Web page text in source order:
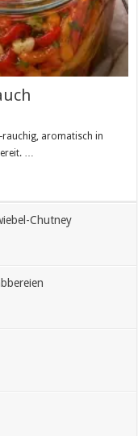
rauchig, aromatisch in
…
Chutney